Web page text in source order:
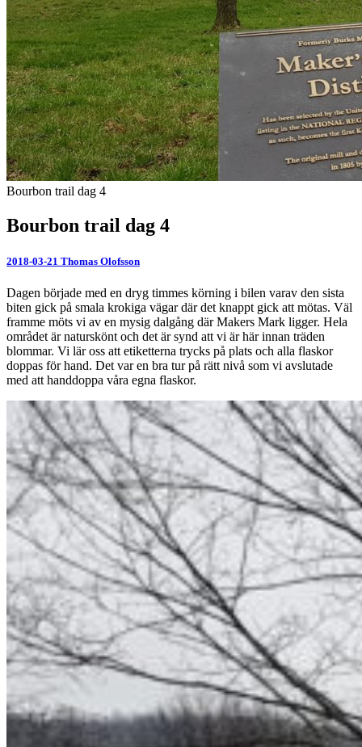
Bourbon trail dag 4
Bourbon trail dag 4
2018-03-21 Thomas Olofsson
Dagen började med en dryg timmes körning i bilen varav den sista
biten gick på smala krokiga vägar där det knappt gick att mötas. Väl
framme möts vi av en mysig dalgång där Makers Mark ligger. Hela
området är naturskönt och det är synd att vi är här innan träden
blommar. Vi lär oss att etiketterna trycks på plats och alla flaskor
doppas för hand. Det var en bra tur på rätt nivå som vi avslutade
med att handdoppa våra egna flaskor.